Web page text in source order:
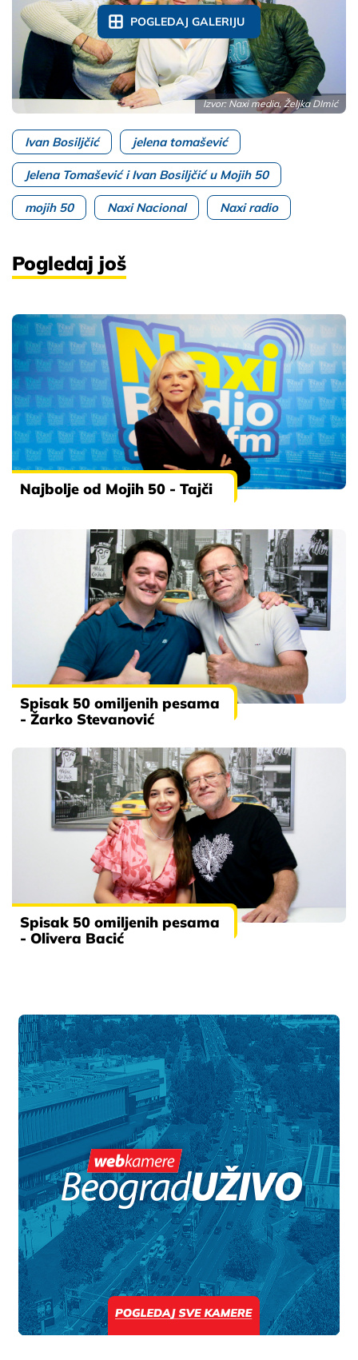
Izvor: Naxi media, Željka DImić
POGLEDAJ GALERIJU
Ivan Bosiljčić jelena tomašević
Jelena Tomašević i Ivan Bosiljčić u Mojih 50
mojih 50 Naxi Nacional Naxi radio
Pogledaj još
Najbolje od Mojih 50 - Tajči
Spisak 50 omiljenih pesama
- Žarko Stevanović
Spisak 50 omiljenih pesama
- Olivera Bacić